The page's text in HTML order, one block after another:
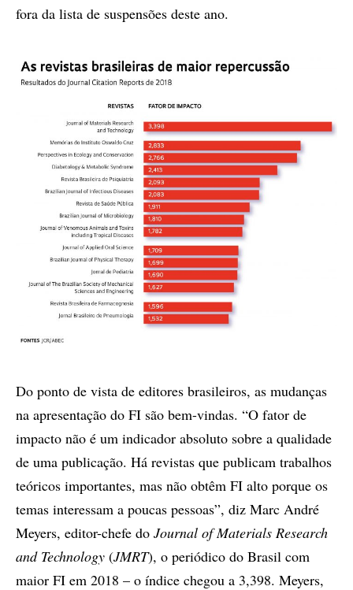
fora da lista de suspensões deste ano.
Do ponto de vista de editores brasileiros, as mudanças
na apresentação do FI são bem-vindas. “O fator de
impacto não é um indicador absoluto sobre a qualidade
de uma publicação. Há revistas que publicam trabalhos
teóricos importantes, mas não obtêm FI alto porque os
temas interessam a poucas pessoas”, diz Marc André
Meyers, editor-chefe do Journal of Materials Research
and Technology (JMRT), o periódico do Brasil com
maior FI em 2018 – o índice chegou a 3,398. Meyers,